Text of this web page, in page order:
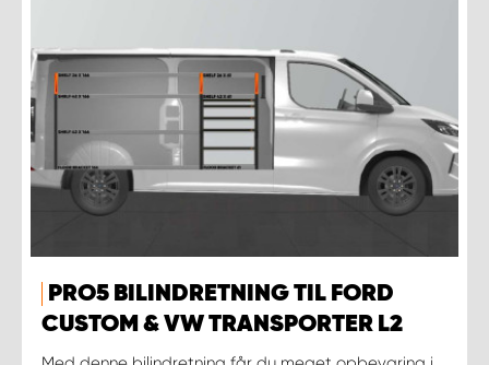
PRO5 BILINDRETNING TIL FORD
CUSTOM & VW TRANSPORTER L2